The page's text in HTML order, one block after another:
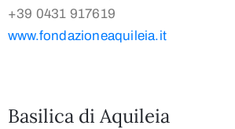
+39 0431 917619
www.fondazioneaquileia.it
Basilica di Aquileia